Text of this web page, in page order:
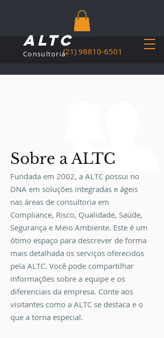
(21) 98810-6501
Consultoria
ALTC
Sobre a ALTC
Fundada em 2002, a ALTC possui no
DNA em soluções integradas e ágeis
nas áreas de consultoria em
Compliance, Risco, Qualidade, Saúde,
Segurança e Meio Ambiente. Este é um
ótimo espaço para descrever de forma
mais detalhada os serviços oferecidos
pela ALTC. Você pode compartilhar
informações sobre a equipe e os
diferenciais da empresa. Conte aos
visitantes como a ALTC se destaca e o
que a torna especial.